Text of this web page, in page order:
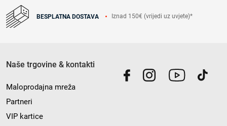
BESPLATNA DOSTAVA Iznad 150€ (vrijedi uz uvjete)*
Naše trgovine & kontakti
Maloprodajna mreža
Partneri
VIP kartice